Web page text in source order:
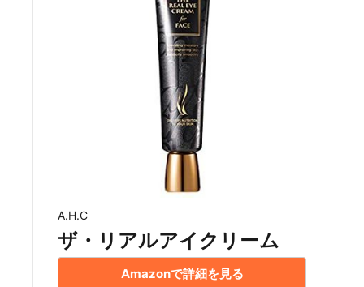
A.H.C
ザ・リアルアイクリーム
Amazonで詳細を見る